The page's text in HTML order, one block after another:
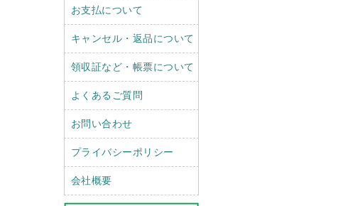
お支払について
キャンセル・返品について
領収証など・帳票について
よくあるご質問
お問い合わせ
プライバシーポリシー
会社概要